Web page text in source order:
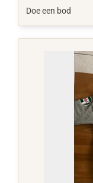
Doe een bod